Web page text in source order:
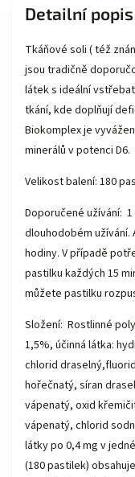
Detailní
Tkáňové soli ( též
jsou tradičně
látek s ideální
tkání, kde doplňují
Biokomplex je
minerálů v potenci D6.
Velikost balení:​ 180
Doporučené užívání:
dlouhodobém
hodiny. V případě
pastilku každých 15
můžete pastilku
Složení: Rostlinné
1,5%, účinná látka:
chlorid
hořečnatý, síran
vápenatý, oxid
vápenatý, chlorid
látky po 0,4 mg v
(180 pastilek)